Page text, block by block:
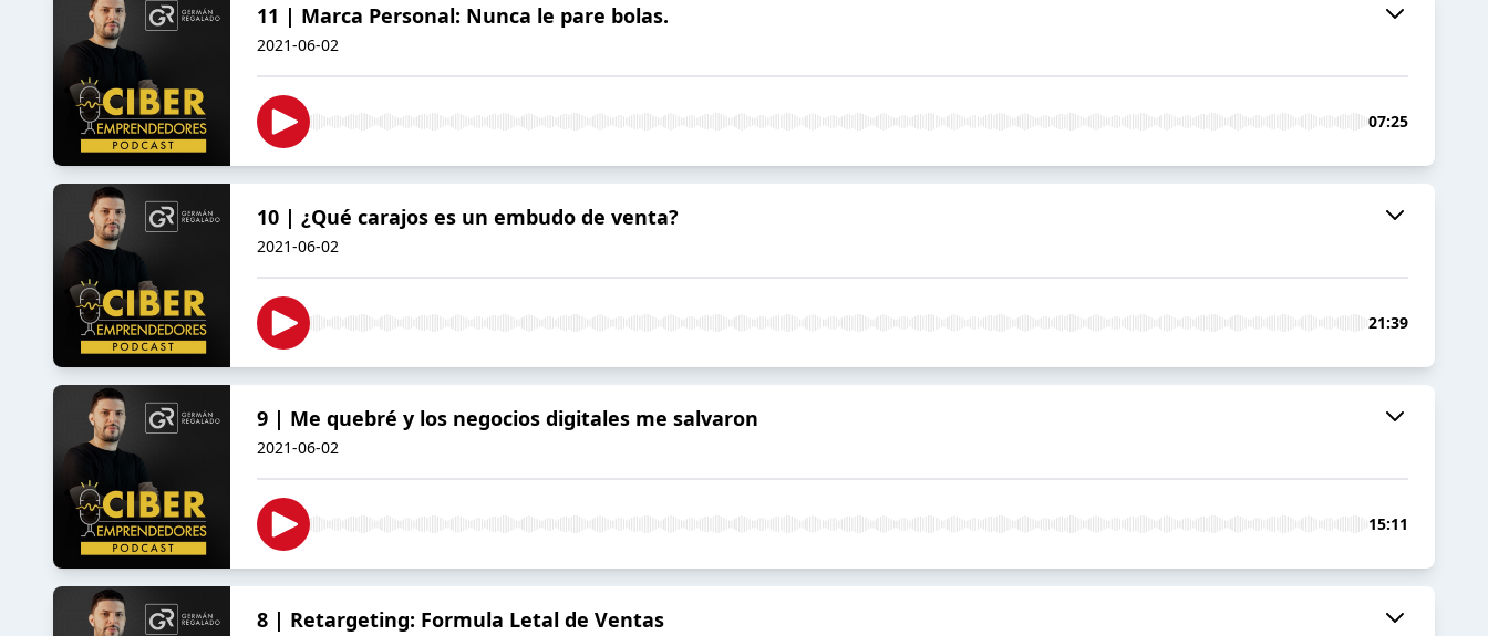
11 | Marca Personal: Nunca le pare bolas.
2021-06-02
07:25
10 | ¿Qué carajos es un embudo de venta?
2021-06-02
21:39
9 | Me quebré y los negocios digitales me salvaron
2021-06-02
15:11
8 | Retargeting: Formula Letal de Ventas